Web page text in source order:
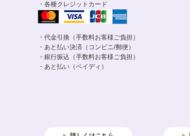
・各種クレジットカード
・代金引換（手数料お客様ご負担）
・あと払い決済（コンビニ/郵便）
・銀行振込（手数料お客様ご負担）
・あと払い（ペイディ）